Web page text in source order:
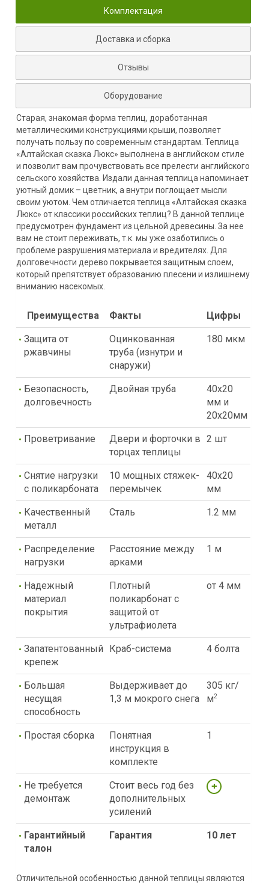
Комплектация
Доставка и сборка
Отзывы
Оборудование
Старая, знакомая форма теплиц, доработанная
металлическими конструкциями крыши, позволяет
получать пользу по современным стандартам. Теплица
«Алтайская сказка Люкс» выполнена в английском стиле
и позволит вам прочувствовать все прелести английского
сельского хозяйства. Издали данная теплица напоминает
уютный домик – цветник, а внутри поглощает мысли
своим уютом. Чем отличается теплица «Алтайская сказка
Люкс» от классики российских теплиц? В данной теплице
предусмотрен фундамент из цельной древесины. За нее
вам не стоит переживать, т.к. мы уже озаботились о
проблеме разрушения материала и вредителях. Для
долговечности дерево покрывается защитным слоем,
который препятствует образованию плесени и излишнему
вниманию насекомых.
Преимущества Факты Цифры
Защита от
ржавчины
Оцинкованная
труба (изнутри и
снаружи)
180 мкм
Безопасность,
долговечность
Двойная труба
40х20
мм и
20х20мм
Проветривание
Двери и форточки в
торцах теплицы
2 шт
Снятие нагрузки
с поликарбоната
10 мощных стяжек-
перемычек
40х20
мм
Качественный
металл
Сталь 1.2 мм
Распределение
нагрузки
Расстояние между
арками
1 м
Надежный
материал
покрытия
Плотный
поликарбонат с
защитой от
ультрафиолета
от 4 мм
Запатентованный
крепеж
Краб-система 4 болта
Большая
несущая
способность
Выдерживает до
1,3 м мокрого снега
305 кг/
м2
Простая сборка
Понятная
инструкция в
комплекте
1
Не требуется
демонтаж
Стоит весь год без
дополнительных
усилений
Гарантийный
талон
Гарантия 10 лет
Отличительной особенностью данной теплицы являются